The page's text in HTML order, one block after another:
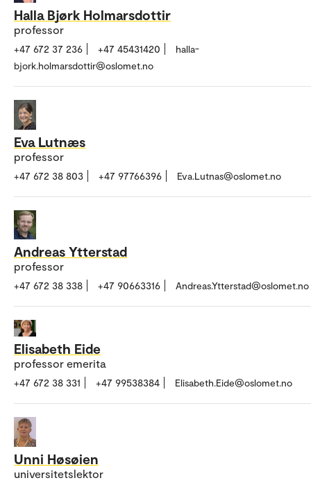
Halla Bjørk Holmarsdottir
professor
+47 672 37 236 +47 45431420
halla-
bjork.holmarsdottir@oslomet.no
Eva Lutnæs
professor
+47 672 38 803 +47 97766396 Eva.Lutnas@oslomet.no
Andreas Ytterstad
professor
+47 672 38 338 +47 90663316 Andreas.Ytterstad@oslomet.no
Elisabeth Eide
professor emerita
+47 672 38 331 +47 99538384 Elisabeth.Eide@oslomet.no
Unni Høsøien
universitetslektor